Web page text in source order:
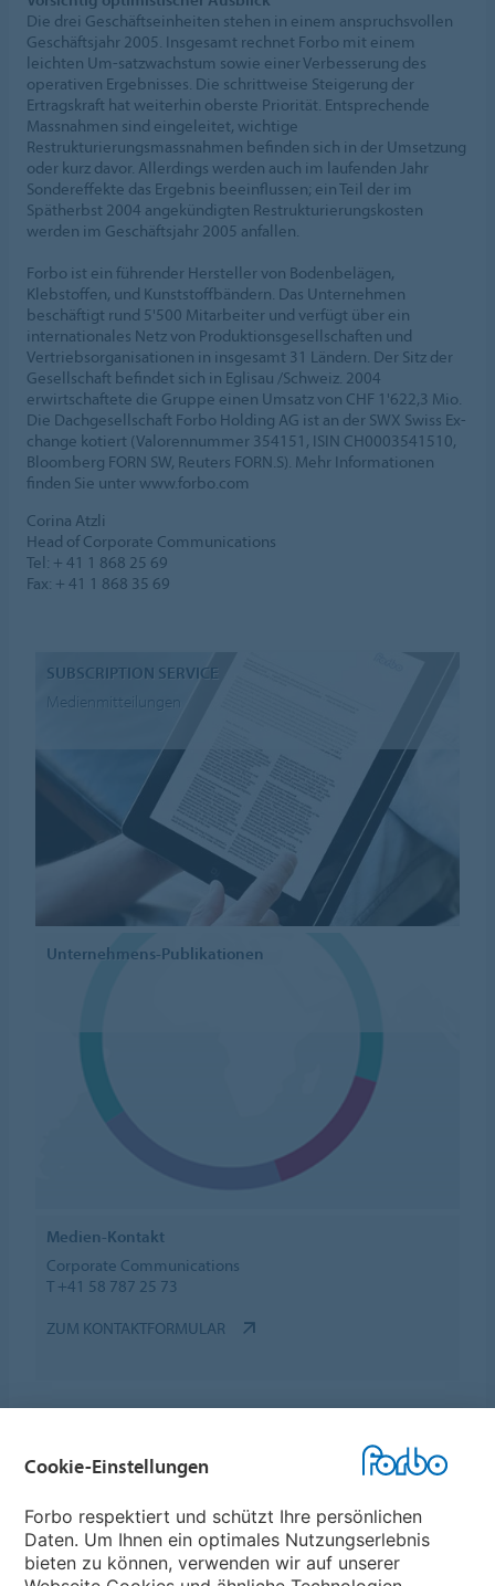
Die drei Geschäftseinheiten stehen in einem anspruchsvollen
Geschäftsjahr 2005. Insgesamt rechnet Forbo mit einem
leichten Um-satzwachstum sowie einer Verbesserung des
operativen Ergebnisses. Die schrittweise Steigerung der
Ertragskraft hat weiterhin oberste Priorität. Entsprechende
Massnahmen sind eingeleitet, wichtige
Restrukturierungsmassnahmen befinden sich in der Umsetzung
oder kurz davor. Allerdings werden auch im laufenden Jahr
Sondereffekte das Ergebnis beeinflussen; ein Teil der im
Spätherbst 2004 angekündigten Restrukturierungskosten
werden im Geschäftsjahr 2005 anfallen.
Forbo ist ein führender Hersteller von Bodenbelägen,
Klebstoffen, und Kunststoffbändern. Das Unternehmen
beschäftigt rund 5'500 Mitarbeiter und verfügt über ein
internationales Netz von Produktionsgesellschaften und
Vertriebsorganisationen in insgesamt 31 Ländern. Der Sitz der
Gesellschaft befindet sich in Eglisau /Schweiz. 2004
erwirtschaftete die Gruppe einen Umsatz von CHF 1'622,3 Mio.
Die Dachgesellschaft Forbo Holding AG ist an der SWX Swiss Ex-
change kotiert (Valorennummer 354151, ISIN CH0003541510,
Bloomberg FORN SW, Reuters FORN.S). Mehr Informationen
finden Sie unter www.forbo.com
Corina Atzli
Head of Corporate Communications
Tel: + 41 1 868 25 69
Fax: + 41 1 868 35 69
SUBSCRIPTION SERVICE
Medienmitteilungen
Unternehmens-Publikationen
Medien-Kontakt
Corporate Communications
T +41 58 787 25 73
ZUM KONTAKTFORMULAR
Forbo-Gruppe
Cookie-Einstellungen
Forbo respektiert und schützt Ihre persönlichen
Daten. Um Ihnen ein optimales Nutzungserlebnis
bieten zu können, verwenden wir auf unserer